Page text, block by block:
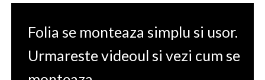
Folia se monteaza simplu si usor.
Urmareste videoul si vezi cum se